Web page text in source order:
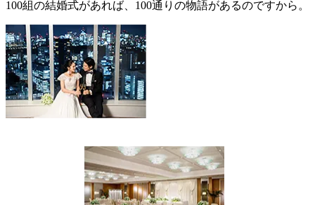
100組の結婚式があれば、100通りの物語があるのですから。